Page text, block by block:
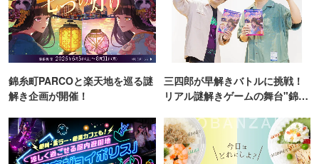
錦糸町PARCOと楽天地を巡る謎
解き企画が開催！
三四郎が早解きバトルに挑戦！
リアル謎解きゲームの舞台"錦糸